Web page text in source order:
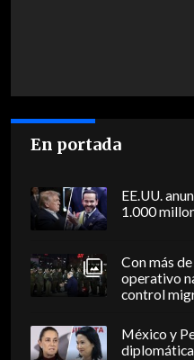
En portada
EE.UU.
1.000
Con más
operativo
control
México y